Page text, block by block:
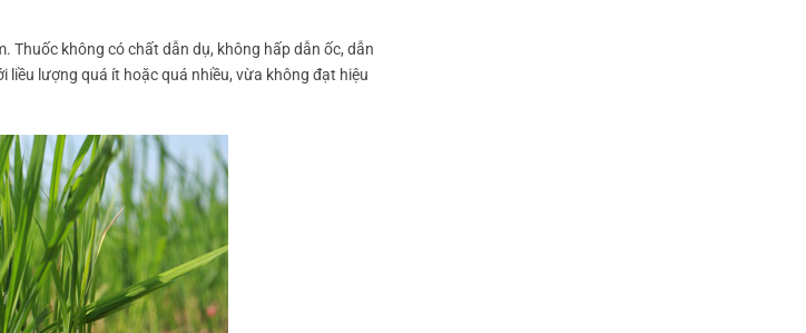
Thuốc không có chất dẫn dụ, không hấp dẫn ốc, dẫn
liều lượng quá ít hoặc quá nhiều, vừa không đạt hiệu